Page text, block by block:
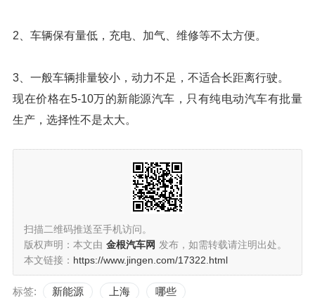
2、车辆保有量低，充电、加气、维修等不太方便。
3、一般车辆排量较小，动力不足，不适合长距离行驶。
现在价格在5-10万的新能源汽车，只有纯电动汽车有批量
生产，选择性不是太大。
扫描二维码推送至手机访问。
版权声明：本文由 金根汽车网 发布，如需转载请注明出处。
本文链接： https://www.jingen.com/17322.html
标签: 新能源 上海 哪些